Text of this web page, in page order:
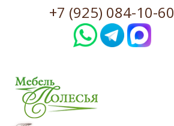
+7 (925) 084-10-60